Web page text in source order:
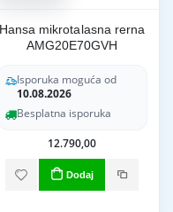
Hansa mikrotalasna rerna
AMG20E70GVH
Isporuka moguća od
10.08.2026
Besplatna isporuka
12.790,00
Dodaj